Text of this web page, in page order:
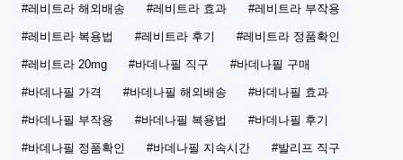
#레비트라 해외배송 #레비트라 효과 #레비트라 부작용
#레비트라 복용법 #레비트라 후기 #레비트라 정품확인
#레비트라 20mg #바데나필 직구 #바데나필 구매
#바데나필 가격 #바데나필 해외배송 #바데나필 효과
#바데나필 부작용 #바데나필 복용법 #바데나필 후기
#바데나필 정품확인 #바데나필 지속시간 #발리프 직구